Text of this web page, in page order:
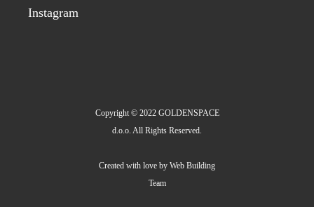
Instagram
Copyright © 2022 GOLDENSPACE
d.o.o. All Rights Reserved.
Created with love by Web Building
Team